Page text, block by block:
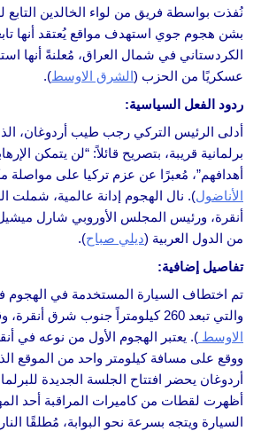
نُفذت بواسطة فريق من لواء الخالدين التابع
بشن هجوم جوي استهدف مواقع يُعتقد أنها
عسكريًا من الحزب (الشرق الاوسط).
ردود الفعل السياسية:
أدلى الرئيس التركي رجب طيب أردوغان،
برلمانية قريبة، بتصريح قائلاً: “لن يتمكن
أهدافهم”، مُعبرًا عن عزم تركيا على مواصلة
الأناضول). نال الهجوم إدانة عالمية، شملت
أنقرة، ورئيس المجلس الأوروبي شارل
من الدول العربية (ديلي صباح).
تفاصيل إضافية:
تم اختطاف السيارة المستخدمة في الهجوم
والتي تبعد 260 كيلومتراً جنوب شرق أنقرة، وقتل سائقها (
الاوسط
ووقع على مسافة كيلومتر واحد من الموقع
أردوغان يحضر افتتاح الجلسة الجديدة
أظهرت لقطات من كاميرات المراقبة أحد
السيارة ويتجه بسرعة نحو البوابة، مُطلقًا